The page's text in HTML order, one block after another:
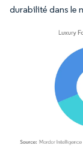
durabilité dans le